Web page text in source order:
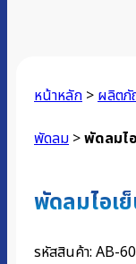
หน้าหลัก >ผลิตภั
พัดลม >พัดลมไ
พัดลมไอเ
รหัสสินค้า: AB-